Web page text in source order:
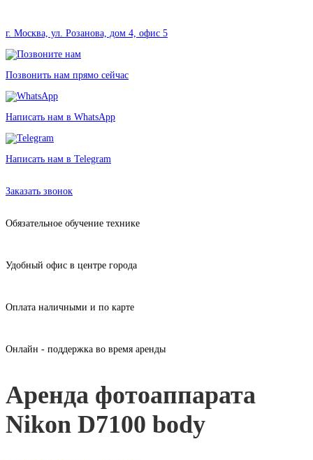
г. Москва, ул. Розанова, дом 4, офис 5
Позвонить нам прямо сейчас
Написать нам в WhatsApp
Написать нам в Telegram
Заказать звонок
Обязательное обучение технике
Удобный офис в центре города
Оплата наличными и по карте
Онлайн - поддержка во время аренды
Аренда фотоаппарата
Nikon D7100 body